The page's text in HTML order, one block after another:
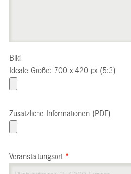
Bild
Ideale Größe: 700 x 420 px (5:3)
Zusätzliche Informationen (PDF)
Veranstaltungsort *